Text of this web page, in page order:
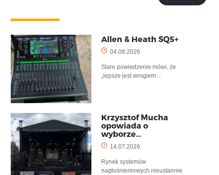
Allen & Heath SQ5+
04.08.2026
Stare powiedzenie mówi, że
„lepsze jest wrogiem…
Krzysztof Mucha
opowiada o
wyborze…
14.07.2026
Rynek systemów
nagłośnieniowych nieustannie